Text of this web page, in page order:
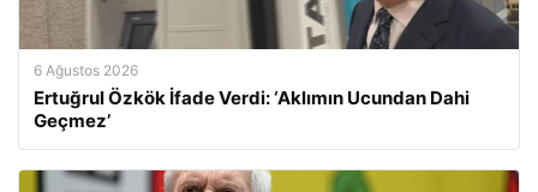
6 Ağustos 2026
Ertuğrul Özkök İfade Verdi: ‘Aklımın Ucundan Dahi
Geçmez’